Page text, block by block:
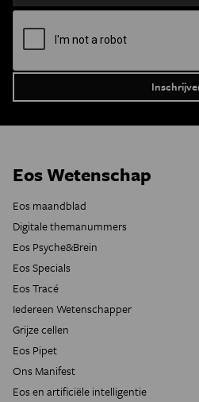
Eos Wetenschap
Eos maandblad
Digitale themanummers
Eos Psyche&Brein
Eos Specials
Eos Tracé
Iedereen Wetenschapper
Grijze cellen
Eos Pipet
Ons Manifest
Eos en artificiële intelligentie